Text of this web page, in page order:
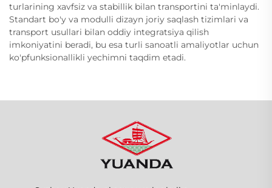
turlarining xavfsiz va stabillik bilan transportini ta'minlaydi.
Standart bo'y va modulli dizayn joriy saqlash tizimlari va
transport usullari bilan oddiy integratsiya qilish
imkoniyatini beradi, bu esa turli sanoatli amaliyotlar uchun
ko'pfunksionallikli yechimni taqdim etadi.